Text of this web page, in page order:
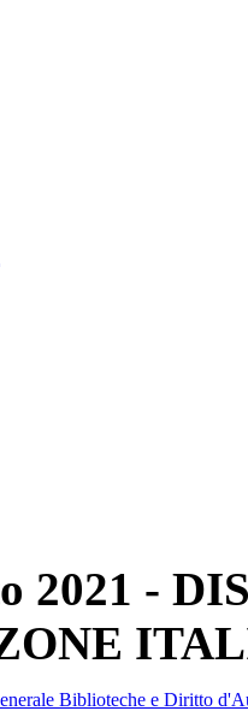
2021 -
Biblioteche e Diritto